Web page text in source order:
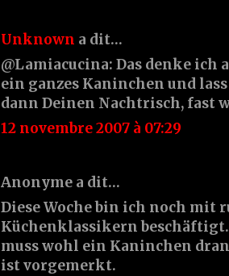
Unknown a dit…
@Lamiacucina: Das denke ich
ein ganzes Kaninchen und
dann Deinen Nachtrisch, fast
12 novembre 2007 à 07:29
Anonyme a dit…
Diese Woche bin ich noch mit
Küchenklassikern beschäftigt.
muss wohl ein Kaninchen
ist vorgemerkt.